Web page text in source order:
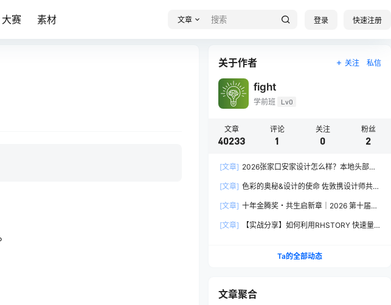
大赛 素材 文章 登录 快速注册
关于作者 关注 私信
fight
学前班 Lv0
文章
40233
评论
1
关注
0
粉丝
2
[文章] 2026张家口安家设计怎么样？本地头部全
[文章] 色彩的奥秘&设计的使命 佐敦携设计师共探
[文章] 十年金腾奖・共生启新章｜2026 第十届金
[文章]
【实战分享】如何利用RHSTORY 快速量
Ta的全部动态
文章聚合